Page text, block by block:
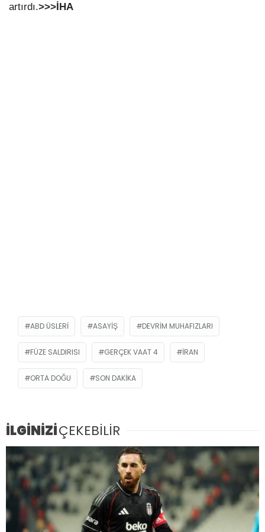
artırdı.>>>İHA
ABD ÜSLERI ASAYIŞ DEVRIM MUHAFIZLARI
FÜZE SALDIRISI GERÇEK VAAT 4 İRAN
ORTA DOĞU SON DAKIKA
İLGİNİZİÇEKEBİLİR